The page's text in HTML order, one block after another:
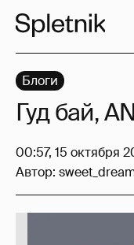
Блоги
Гуд бай,
00:57, 15 октября
Автор: